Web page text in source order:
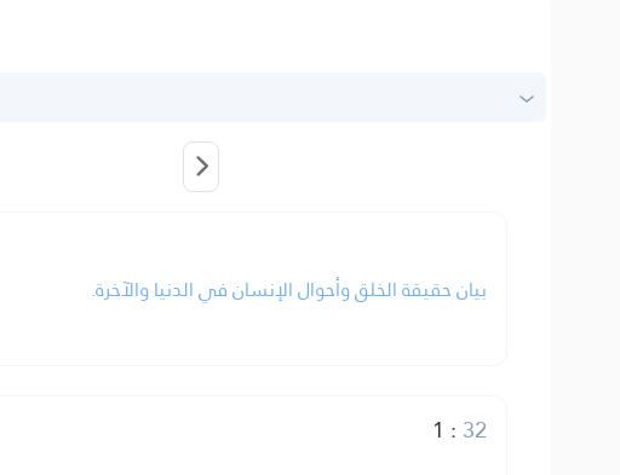
بيان حقيقة الخلق وأحوال الإنسان في الدنيا والآخرة.
1 : 32